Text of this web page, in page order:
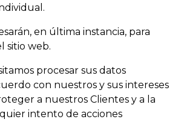
en última instancia, para
sitio web.
procesar sus datos
con nuestros y sus intereses
a nuestros Clientes y a la
intento de acciones